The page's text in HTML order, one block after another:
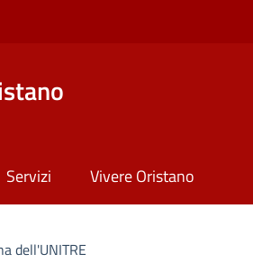
Servizi Vivere Oristano
dell'UNITRE